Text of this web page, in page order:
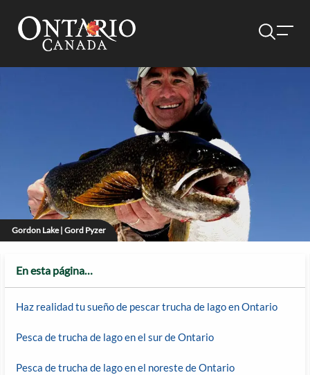
Gordon Lake | Gord Pyzer
En esta página…
Haz realidad tu sueño de pescar trucha de lago en Ontario
Pesca de trucha de lago en el sur de Ontario
Pesca de trucha de lago en el noreste de Ontario